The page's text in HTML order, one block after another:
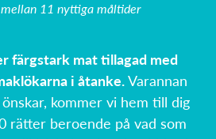
11 nyttiga måltider
färgstark mat tillagad med
i åtanke.Varannan
kommer vi hem till dig
rätter beroende på vad som